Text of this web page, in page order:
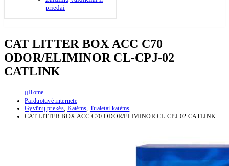
priedai
CAT LITTER BOX ACC C70
ODOR/ELIMINOR CL-CPJ-02
CATLINK
Home
Parduotuvė internete
Gyvūnų prekės, Katėms, Tualetai katėms
CAT LITTER BOX ACC C70 ODOR/ELIMINOR CL-CPJ-02 CATLINK